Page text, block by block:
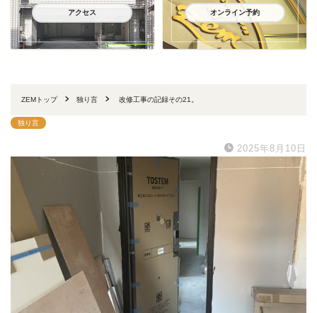
アクセス オンライン予約
ZEMトップ 独り言 改修工事の記録その21。
独り言
2025年8月10日